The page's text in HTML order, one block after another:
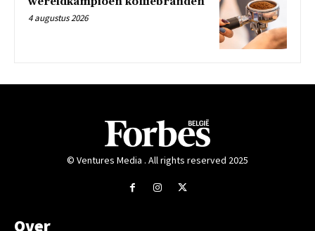
4 augustus 2026
© Ventures Media . All rights reserved 2025
Over